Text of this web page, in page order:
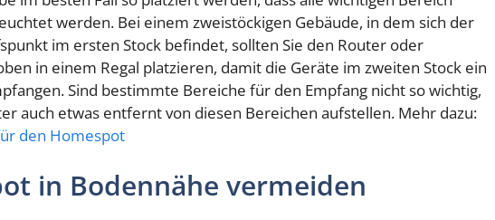
werden. Bei einem zweistöckigen Gebäude, in dem sich der
im ersten Stock befindet, sollten Sie den Router oder
in einem Regal platzieren, damit die Geräte im zweiten Stock ein
Sind bestimmte Bereiche für den Empfang nicht so wichtig,
auch etwas entfernt von diesen Bereichen aufstellen. Mehr dazu:
den Homespot
in Bodennähe vermeiden